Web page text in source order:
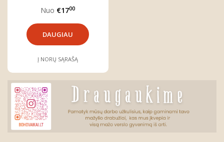
Nuo €1700
DAUGIAU
Į NORŲ SĄRAŠĄ